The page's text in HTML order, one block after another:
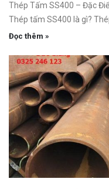
Thép Tấm SS400 – Đặc
Thép tấm SS400 là gì?
Đọc thêm »